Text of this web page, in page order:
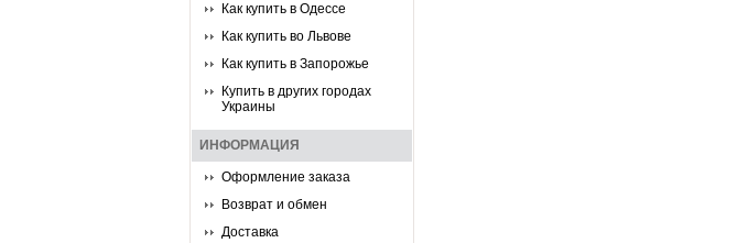
Как купить в Одессе
Как купить во Львове
Как купить в Запорожье
Купить в других городах
Украины
ИНФОРМАЦИЯ
Оформление заказа
Возврат и обмен
Доставка